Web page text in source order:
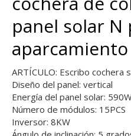
panel solar N
ARTÍCULO: Escribo cochera
Diseño del panel: vertical
Energía del panel solar:
Número de módulos: 15PCS
Inversor: 8KW